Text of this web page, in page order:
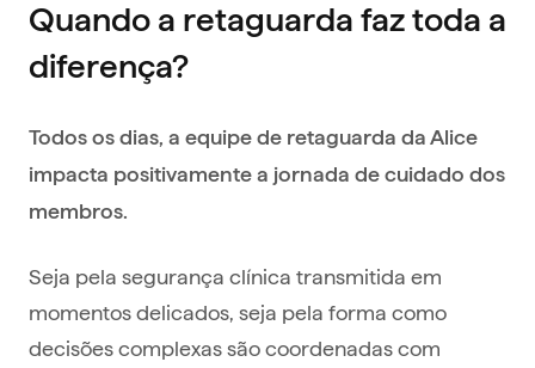
Quando a retaguarda faz toda a
diferença?
Todos os dias, a equipe de retaguarda da Alice
impacta positivamente a jornada de cuidado dos
membros.
Seja pela segurança clínica transmitida em
momentos delicados, seja pela forma como
decisões complexas são coordenadas com